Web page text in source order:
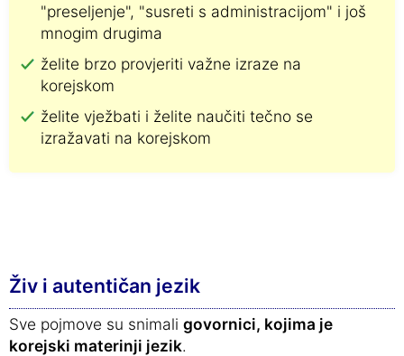
"preseljenje", "susreti s administracijom" i još
mnogim drugima
želite brzo provjeriti važne izraze na
korejskom
želite vježbati i želite naučiti tečno se
izražavati na korejskom
Živ i autentičan jezik
Sve pojmove su snimali govornici, kojima je
korejski materinji jezik.